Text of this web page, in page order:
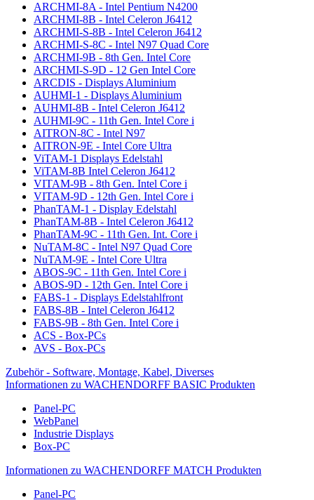
ARCHMI-8A - Intel Pentium N4200
ARCHMI-8B - Intel Celeron J6412
ARCHMI-S-8B - Intel Celeron J6412
ARCHMI-S-8C - Intel N97 Quad Core
ARCHMI-9B - 8th Gen. Intel Core
ARCHMI-S-9D - 12 Gen Intel Core
ARCDIS - Displays Aluminium
AUHMI-1 - Displays Aluminium
AUHMI-8B - Intel Celeron J6412
AUHMI-9C - 11th Gen. Intel Core i
AITRON-8C - Intel N97
AITRON-9E - Intel Core Ultra
ViTAM-1 Displays Edelstahl
ViTAM-8B Intel Celeron J6412
VITAM-9B - 8th Gen. Intel Core i
VITAM-9D - 12th Gen. Intel Core i
PhanTAM-1 - Display Edelstahl
PhanTAM-8B - Intel Celeron J6412
PhanTAM-9C - 11th Gen. Int. Core i
NuTAM-8C - Intel N97 Quad Core
NuTAM-9E - Intel Core Ultra
ABOS-9C - 11th Gen. Intel Core i
ABOS-9D - 12th Gen. Intel Core i
FABS-1 - Displays Edelstahlfront
FABS-8B - Intel Celeron J6412
FABS-9B - 8th Gen. Intel Core i
ACS - Box-PCs
AVS - Box-PCs
Zubehör - Software, Montage, Kabel, Diverses
Informationen zu WACHENDORFF BASIC Produkten
Panel-PC
WebPanel
Industrie Displays
Box-PC
Informationen zu WACHENDORFF MATCH Produkten
Panel-PC